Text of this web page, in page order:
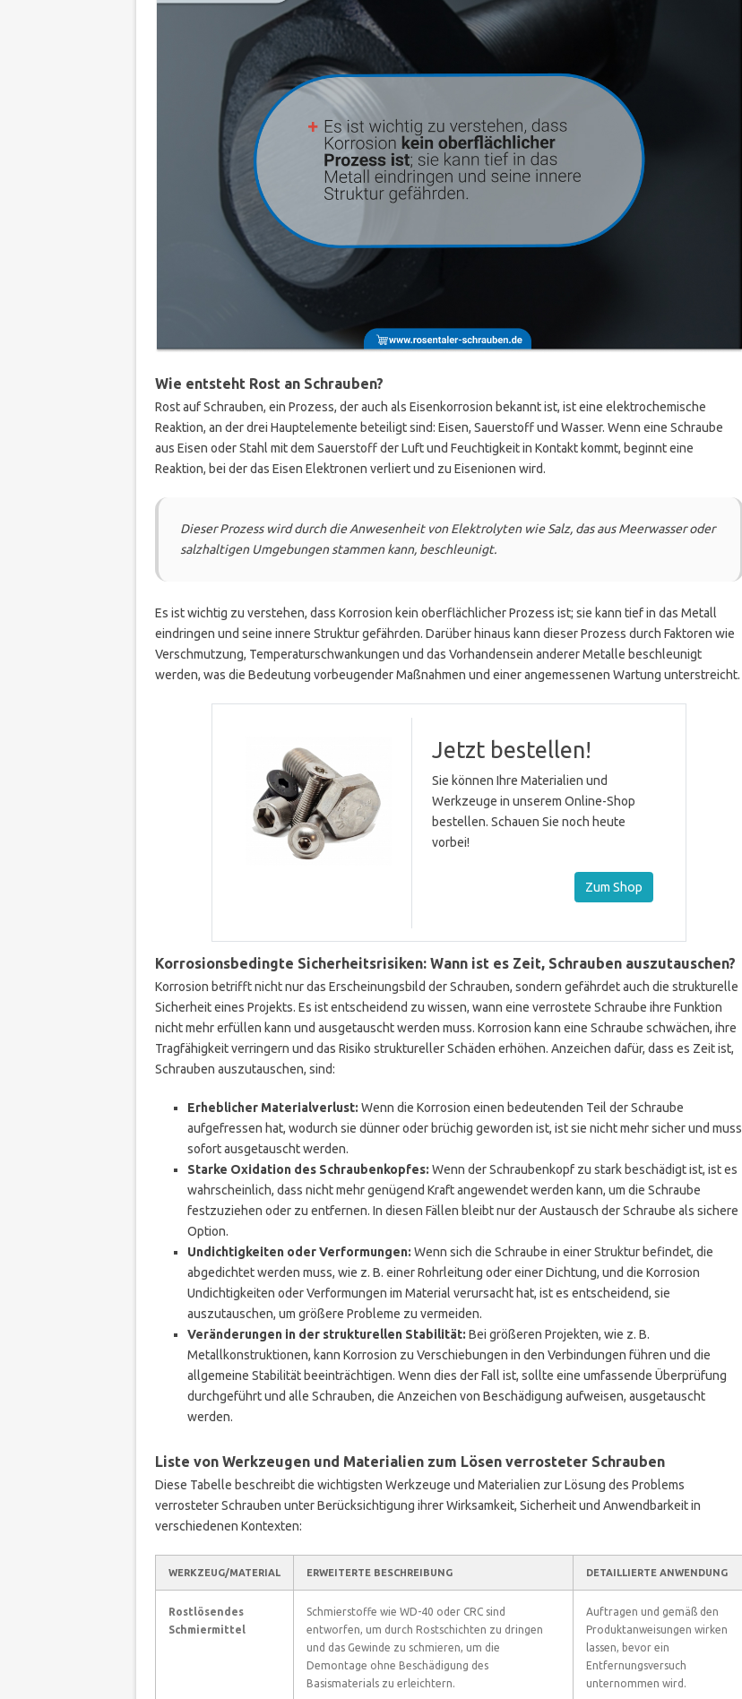
Wie entsteht Rost an Schrauben?
Rost auf Schrauben, ein Prozess, der auch als Eisenkorrosion bekannt ist, ist eine elektrochemische
Reaktion, an der drei Hauptelemente beteiligt sind: Eisen, Sauerstoff und Wasser. Wenn eine Schraube
aus Eisen oder Stahl mit dem Sauerstoff der Luft und Feuchtigkeit in Kontakt kommt, beginnt eine
Reaktion, bei der das Eisen Elektronen verliert und zu Eisenionen wird.
Dieser Prozess wird durch die Anwesenheit von Elektrolyten wie Salz, das aus Meerwasser oder
salzhaltigen Umgebungen stammen kann, beschleunigt.
Es ist wichtig zu verstehen, dass Korrosion kein oberflächlicher Prozess ist; sie kann tief in das Metall
eindringen und seine innere Struktur gefährden. Darüber hinaus kann dieser Prozess durch Faktoren wie
Verschmutzung, Temperaturschwankungen und das Vorhandensein anderer Metalle beschleunigt
werden, was die Bedeutung vorbeugender Maßnahmen und einer angemessenen Wartung unterstreicht.
Jetzt bestellen!
Sie können Ihre Materialien und
Werkzeuge in unserem Online-Shop
bestellen. Schauen Sie noch heute
vorbei!
Zum Shop
Korrosionsbedingte Sicherheitsrisiken: Wann ist es Zeit, Schrauben auszutauschen?
Korrosion betrifft nicht nur das Erscheinungsbild der Schrauben, sondern gefährdet auch die strukturelle
Sicherheit eines Projekts. Es ist entscheidend zu wissen, wann eine verrostete Schraube ihre Funktion
nicht mehr erfüllen kann und ausgetauscht werden muss. Korrosion kann eine Schraube schwächen, ihre
Tragfähigkeit verringern und das Risiko struktureller Schäden erhöhen. Anzeichen dafür, dass es Zeit ist,
Schrauben auszutauschen, sind:
Erheblicher Materialverlust: Wenn die Korrosion einen bedeutenden Teil der Schraube
aufgefressen hat, wodurch sie dünner oder brüchig geworden ist, ist sie nicht mehr sicher und muss
sofort ausgetauscht werden.
Starke Oxidation des Schraubenkopfes: Wenn der Schraubenkopf zu stark beschädigt ist, ist es
wahrscheinlich, dass nicht mehr genügend Kraft angewendet werden kann, um die Schraube
festzuziehen oder zu entfernen. In diesen Fällen bleibt nur der Austausch der Schraube als sichere
Option.
Undichtigkeiten oder Verformungen: Wenn sich die Schraube in einer Struktur befindet, die
abgedichtet werden muss, wie z. B. einer Rohrleitung oder einer Dichtung, und die Korrosion
Undichtigkeiten oder Verformungen im Material verursacht hat, ist es entscheidend, sie
auszutauschen, um größere Probleme zu vermeiden.
Veränderungen in der strukturellen Stabilität: Bei größeren Projekten, wie z. B.
Metallkonstruktionen, kann Korrosion zu Verschiebungen in den Verbindungen führen und die
allgemeine Stabilität beeinträchtigen. Wenn dies der Fall ist, sollte eine umfassende Überprüfung
durchgeführt und alle Schrauben, die Anzeichen von Beschädigung aufweisen, ausgetauscht
werden.
Liste von Werkzeugen und Materialien zum Lösen verrosteter Schrauben
Diese Tabelle beschreibt die wichtigsten Werkzeuge und Materialien zur Lösung des Problems
verrosteter Schrauben unter Berücksichtigung ihrer Wirksamkeit, Sicherheit und Anwendbarkeit in
verschiedenen Kontexten:
WERKZEUG/MATERIAL ERWEITERTE BESCHREIBUNG DETAILLIERTE ANWENDUNG
Rostlösendes
Schmiermittel
Schmierstoffe wie WD-40 oder CRC sind
entworfen, um durch Rostschichten zu dringen
und das Gewinde zu schmieren, um die
Demontage ohne Beschädigung des
Basismaterials zu erleichtern.
Auftragen und gemäß den
Produktanweisungen wirken
lassen, bevor ein
Entfernungsversuch
unternommen wird.